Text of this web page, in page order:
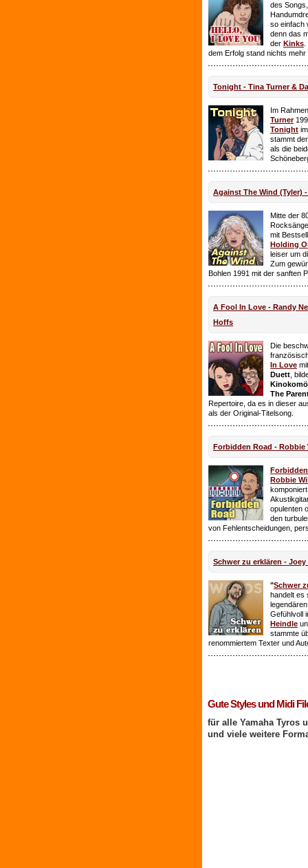
des
so einfach
denn das
der Kinks
dem Erfolg stand nichts mehr
Tonight - Tina Turner &
Im
Turner
Tonight
stammt
als die
Against The Wind (Tyler)
Mitte der
mit
Holding
leiser um
Zum
Bohlen 1991 mit der sanften
A Fool In Love - Randy
Hoffs
Die
In Love
Duett ,
The
Repertoire, da es in dieser
als der Original-Titelsong.
Forbidden Road - Robbie
Robbie
opulenten
den
von Fehlentscheidungen,
Schwer zu erklären - Joey
"Schwer
handelt es
Gefühlvoll
Heindle
stammte
renommiertem Texter und
Gute Styles und Midi
für alle Yamaha Tyros
und viele weitere